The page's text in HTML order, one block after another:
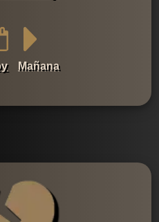
Mañana